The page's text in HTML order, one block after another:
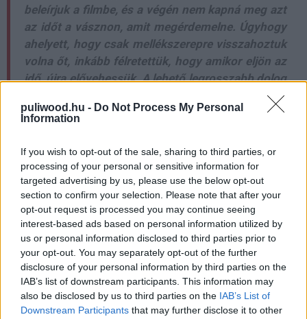
puliwood.hu - Do Not Process My Personal
Information
If you wish to opt-out of the sale, sharing to third parties, or
processing of your personal or sensitive information for
targeted advertising by us, please use the below opt-out
section to confirm your selection. Please note that after your
opt-out request is processed you may continue seeing
interest-based ads based on personal information utilized by
us or personal information disclosed to third parties prior to
your opt-out. You may separately opt-out of the further
disclosure of your personal information by third parties on the
IAB’s list of downstream participants. This information may
also be disclosed by us to third parties on the IAB’s List of
Downstream Participants that may further disclose it to other
beleírjuk a filmbe, és a végén nem kapná meg azt
az időt a vásznon, amit megérdemelne. Úgyhogy
ahelyett, hogy csak mellékszerepre visszahoztuk
volna őt, inkább félretettük, hogy amikor eljön az
idő, újra elővehessük. A lehető legrosszabb dolog
az lett volna, ha benne lett volna a filmben, és
aztán megöletjük - ez elég cinikusnak hatott.
Marcusnak, hogy teljes mértékben
kibontakozzon, akkor inkább ne tegyük most bele
a sztoriba, hagyjuk életben, hagyjuk bent a
kánonban, hogy aztán bármikor visszatérhessen.
Megemlítette azt is, hogy szerettek volna utalást tenni rá,
de végül jobbnak látták meghagyni a karakter
szabadságát a jövőjét tekintve az alternatív idővonalon.
Azt hiszem írtunk néhány sort az első
vázlatokban, amelyek megmagyarázták volna a